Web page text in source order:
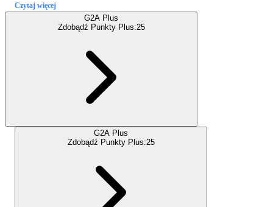
Czytaj więcej
G2A Plus
Zdobądź Punkty Plus:25
G2A Plus
Zdobądź Punkty Plus:25